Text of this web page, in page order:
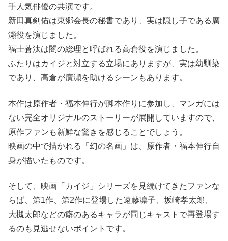
手人気俳優の共演です。
新田真剣佑は東郷会長の秘書であり、実は隠し子である廣
瀬役を演じました。
福士蒼汰は闇の総理と呼ばれる高倉役を演じました。
ふたりはカイジと対立する立場にありますが、実は幼馴染
であり、高倉が廣瀬を助けるシーンもあります。
本作は原作者・福本伸行が脚本作りに参加し、マンガには
ない完全オリジナルのストーリーが展開していますので、
原作ファンも新鮮な驚きを感じることでしょう。
映画の中で描かれる「幻の名画」は、原作者・福本伸行自
身が描いたものです。
そして、映画「カイジ」シリーズを見続けてきたファンな
らば、第1作、第2作に登場した遠藤凛子、坂崎孝太郎、
大槻太郎などの癖のあるキャラが同じキャストで再登場す
るのも見逃せないポイントです。